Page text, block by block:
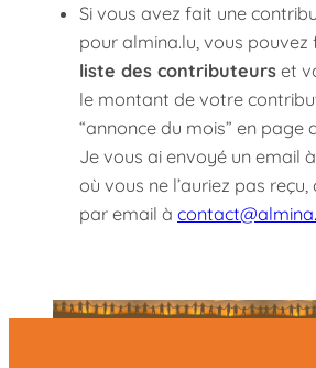
Si vous avez fait une
pour almina.lu, vous pouvez
liste des contributeurs et
le montant de votre
“annonce du mois” en page
Je vous ai envoyé un email
où vous ne l’auriez pas
par email à